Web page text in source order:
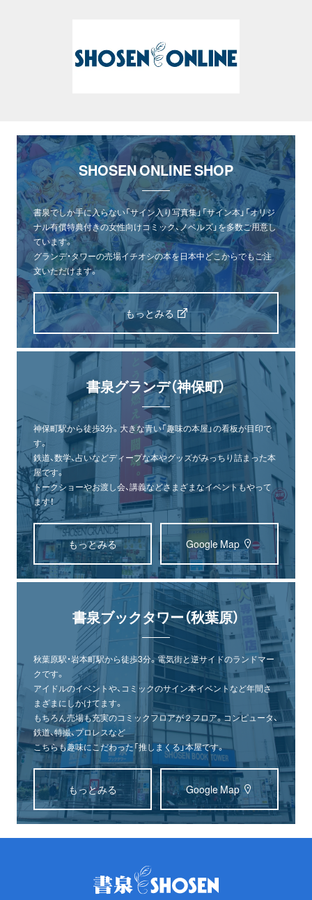
SHOSEN ONLINE SHOP
書泉でしか手に入らない「サイン入り写真集」「サイン本」「オリジ
ナル有償特典付きの女性向けコミック、ノベルズ」を多数ご用意し
ています。
グランデ・タワーの売場イチオシの本を日本中どこからでもご注
文いただけます。
もっとみる
書泉グランデ（神保町）
神保町駅から徒歩3分。大きな青い「趣味の本屋」の看板が目印で
す。
鉄道、数学、占いなどディープな本やグッズがみっちり詰まった本
屋です。
トークショーやお渡し会、講義などさまざまなイベントもやって
ます！
もっとみる Google Map
書泉ブックタワー（秋葉原）
秋葉原駅・岩本町駅から徒歩3分。電気街と逆サイドのランドマー
クです。
アイドルのイベントや、コミックのサイン本イベントなど年間さ
まざまにしかけてます。
もちろん売場も充実のコミックフロアが２フロア。コンピュータ、
鉄道、特撮、プロレスなど
こちらも趣味にこだわった「推しまくる」本屋です。
もっとみる Google Map